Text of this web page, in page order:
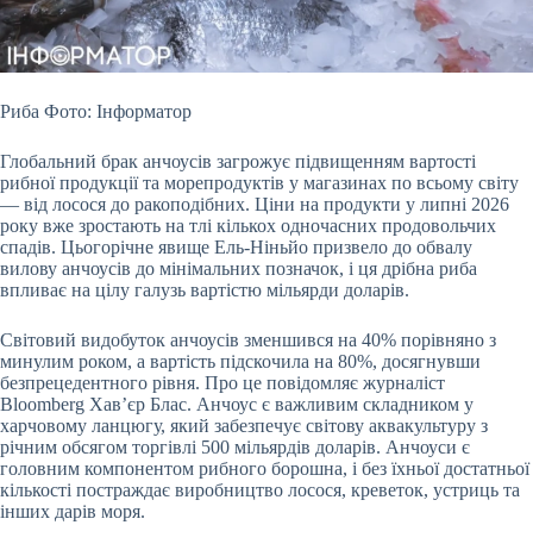
Риба Фото: Інформатор
Глобальний брак анчоусів загрожує підвищенням вартості
рибної продукції та морепродуктів у магазинах по всьому світу
— від лосося до ракоподібних. Ціни на продукти у липні 2026
року вже зростають на тлі кількох одночасних продовольчих
спадів. Цьогорічне явище Ель-Ніньйо призвело до обвалу
вилову анчоусів до мінімальних позначок, і ця дрібна риба
впливає на цілу галузь вартістю мільярди доларів.
Світовий видобуток анчоусів зменшився на 40% порівняно з
минулим роком, а вартість підскочила на 80%, досягнувши
безпрецедентного рівня. Про це повідомляє журналіст
Bloomberg Хав’єр Блас. Анчоус є важливим складником у
харчовому ланцюгу, який забезпечує світову аквакультуру з
річним обсягом торгівлі 500 мільярдів доларів. Анчоуси є
головним компонентом рибного борошна, і без їхньої достатньої
кількості постраждає виробництво лосося, креветок, устриць та
інших дарів моря.